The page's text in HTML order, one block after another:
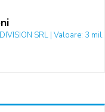
SRL | Valoare: 3 mil.